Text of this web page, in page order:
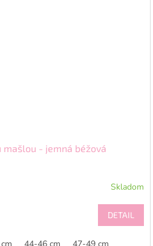
mašlou - jemná béžová
Skladom
DETAIL